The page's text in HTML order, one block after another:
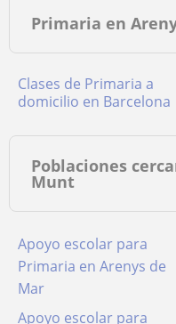
Primaria en
Clases de Primaria a
domicilio en Barcelona
Poblaciones
Munt
Apoyo escolar para
Primaria en Arenys de
Mar
Apoyo escolar para